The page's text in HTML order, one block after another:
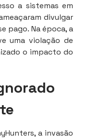
a sistemas em
divulgar
pago. Na época, a
uma violação de
o impacto do
a invasão